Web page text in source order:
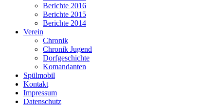
Berichte 2016
Berichte 2015
Berichte 2014
Verein
Chronik
Chronik Jugend
Dorfgeschichte
Komandanten
Spülmobil
Kontakt
Impressum
Datenschutz